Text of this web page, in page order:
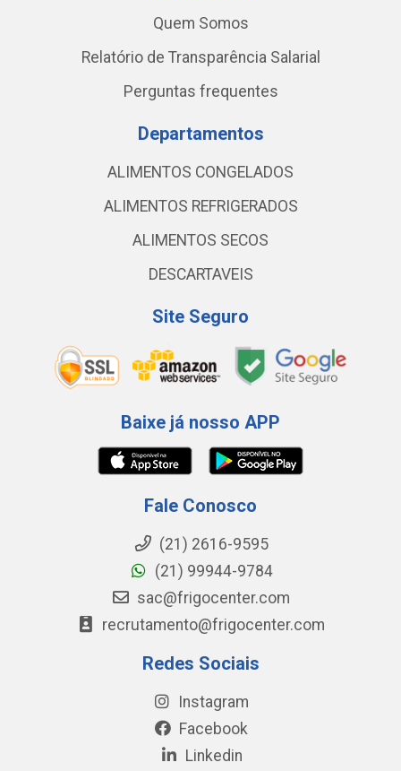
Quem Somos
Relatório de Transparência Salarial
Perguntas frequentes
Departamentos
ALIMENTOS CONGELADOS
ALIMENTOS REFRIGERADOS
ALIMENTOS SECOS
DESCARTAVEIS
Site Seguro
Baixe já nosso APP
Fale Conosco
(21) 2616-9595
(21) 99944-9784
sac@frigocenter.com
recrutamento@frigocenter.com
Redes Sociais
Instagram
Facebook
Linkedin